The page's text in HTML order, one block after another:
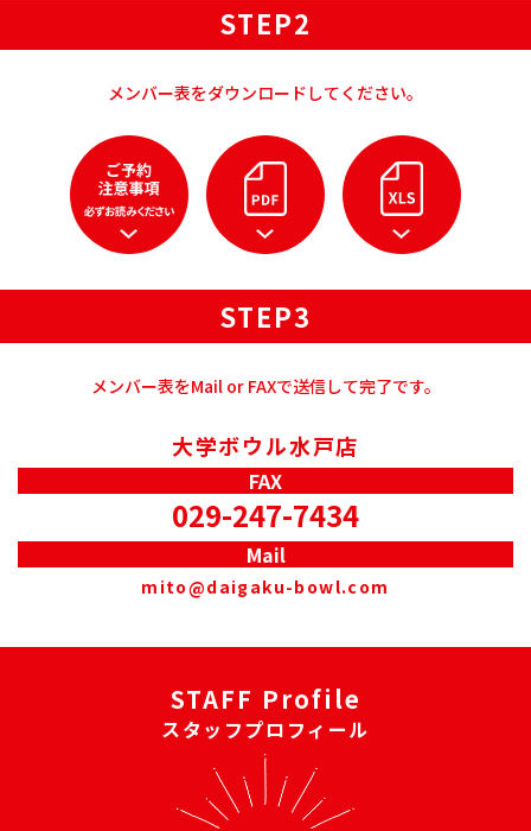
・お客さまの同意がある場合
・お客さまが希望されるサービスを行なうために当社が業務を委
・法令に基づき開示することが必要である場合
個人情報の安全対策
当社は、個人情報の正確性及び安全性確保のために、セキュリテ
ィに万全の対策を講じています。
ご本人の照会
お客さまがご本人の個人情報の照会・修正・削除などをご希望さ
れる場合には、ご本人であることを確認の上、対応させていただ
当社は、保有する個人情報に関して適用される日本の法令、その
の改善に努めます。
当社の個人情報の取扱に関するお問い合せは下記までご連絡くだ
〒310-0836茨城県水戸市元吉田町 1059-3
TEL 029-248-3551
FAX 029-247-7434
フリーダイヤル 0120-11-3969
平日・日・祝祭日 10:00～深夜0:00
STEP2
メンバー表をダウンロードしてください。
ご予約 注意事項 必ずお読みください
STEP3
メンバー表をMail or FAXで送信して完了です。
大学ボウル水戸店
FAX
029-247-7434
Mail
mito@daigaku-bowl.com
STAFF Profile
スタッフプロフィール